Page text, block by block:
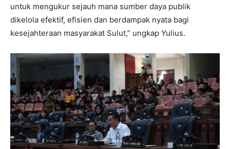
untuk mengukur sejauh mana sumber daya publik
dikelola efektif, efisien dan berdampak nyata bagi
kesejahteraan masyarakat Sulut,” ungkap Yulius.